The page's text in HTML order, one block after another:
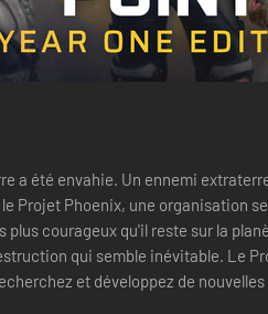
Projet Phoenix, une organisation
plus courageux qu'il reste sur la
qui semble inévitable. Le
et développez de